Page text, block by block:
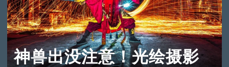
神兽出没注意！光绘摄影